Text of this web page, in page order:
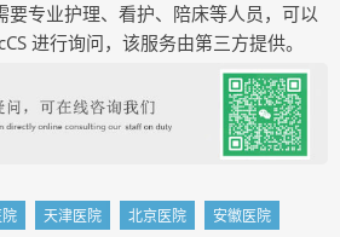
要专业护理、看护、陪床等人员，可以
进行询问，该服务由第三方提供。
天津医院 北京医院
安徽医院